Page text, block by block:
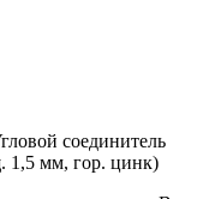
соединитель
1,5 мм, гор. цинк)